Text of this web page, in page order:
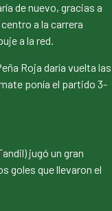
de nuevo, gracias a
a la carrera
a la red.
Roja daría vuelta las
ponía el partido 3-
jugó un gran
goles que llevaron el